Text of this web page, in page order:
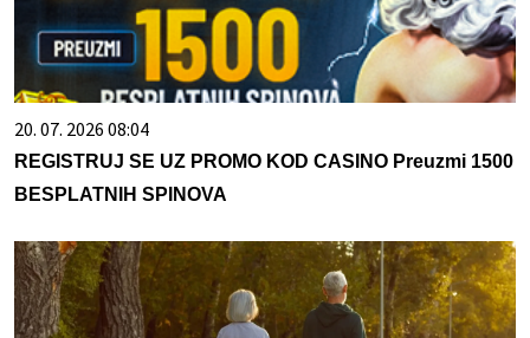
20. 07. 2026 08:04
REGISTRUJ SE UZ PROMO KOD CASINO Preuzmi 1500
BESPLATNIH SPINOVA